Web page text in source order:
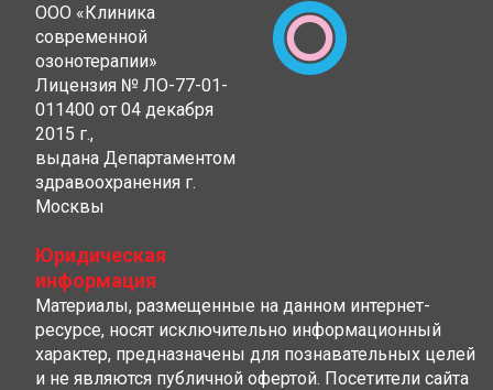
ООО «Клиника
современной
озонотерапии»
Лицензия № ЛО-77-01-
011400 от 04 декабря
2015 г.,
выдана Департаментом
здравоохранения г.
Москвы
Юридическая
информация
Материалы, размещенные на данном интернет-
ресурсе, носят исключительно информационный
характер, предназначены для познавательных целей
и не являются публичной офертой. Посетители сайта